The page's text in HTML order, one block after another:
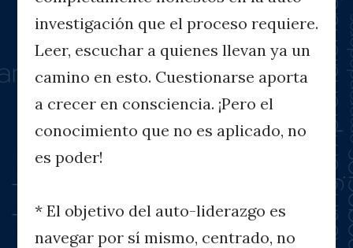
investigación que el proceso requiere.
Leer, escuchar a quienes llevan ya un
camino en esto. Cuestionarse aporta
a crecer en consciencia. ¡Pero el
conocimiento que no es aplicado, no
es poder!
* El objetivo del auto-liderazgo es
navegar por sí mismo, centrado, no